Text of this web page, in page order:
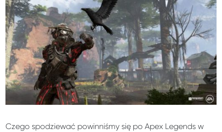
Czego spodziewać powinniśmy się po Apex Legends w